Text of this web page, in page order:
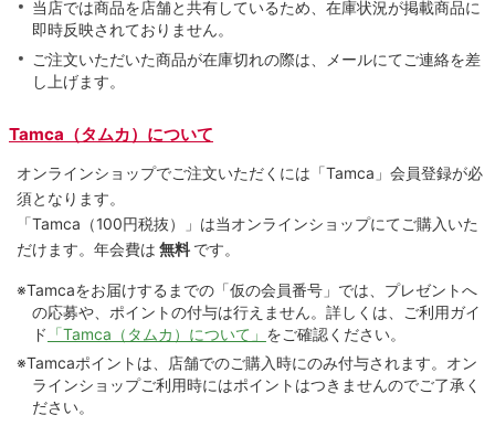
当店では商品を店舗と共有しているため、在庫状況が掲載商品に
即時反映されておりません。
ご注文いただいた商品が在庫切れの際は、メールにてご連絡を差
し上げます。
Tamca（タムカ）について
オンラインショップでご注⽂いただくには「Tamca」会員登録が必
須となります。
「Tamca （100円税抜）
」は当オンラインショップにてご購⼊いた
だけます。 年会費は 無料 です。
※Tamcaをお届けするまでの「仮の会員番号」では、プレゼントへ
の応募や、ポイントの付与は⾏えません。詳しくは、ご利⽤ガイ
ド 「Tamca（タムカ）について」 をご確認ください。
※Tamcaポイントは、店舗でのご購⼊時にのみ付与されます。オン
ラインショップご利用時にはポイントはつきませんのでご了承く
ださい。